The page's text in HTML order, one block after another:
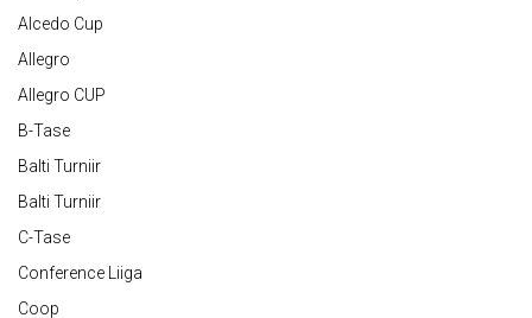
Alcedo Cup
Allegro
Allegro CUP
B-Tase
Balti Turniir
Balti Turniir
C-Tase
Conference Liiga
Coop